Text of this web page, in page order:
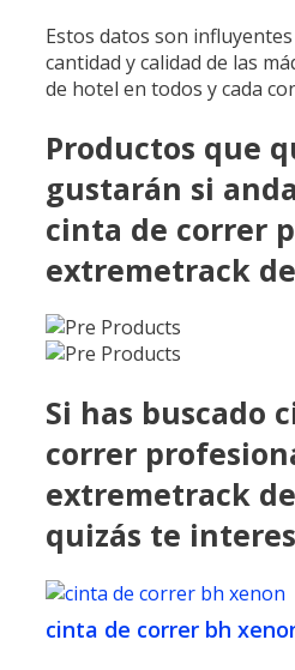
Estos datos son
cantidad y calidad de las
de hotel en todos y cada
Productos que
gustarán si
cinta de correr
extremetrack
Si has buscado
correr
extremetrack
quizás te
cinta de correr bh